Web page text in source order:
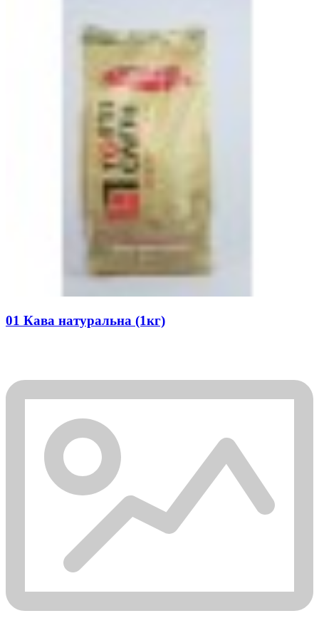
01 Кава натуральна (1кг)